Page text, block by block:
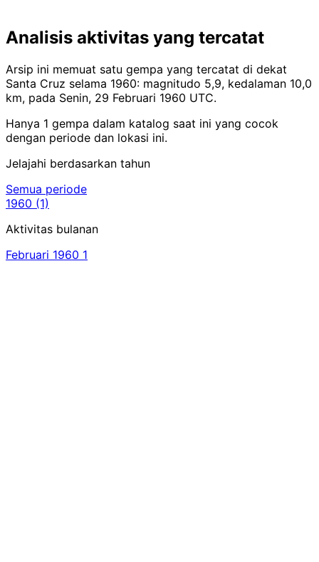
Analisis aktivitas yang tercatat
Arsip ini memuat satu gempa yang tercatat di dekat
Santa Cruz selama 1960: magnitudo 5,9, kedalaman 10,0
km, pada Senin, 29 Februari 1960 UTC.
Hanya 1 gempa dalam katalog saat ini yang cocok
dengan periode dan lokasi ini.
Jelajahi berdasarkan tahun
Semua periode
1960 (1)
Aktivitas bulanan
Februari 1960 1